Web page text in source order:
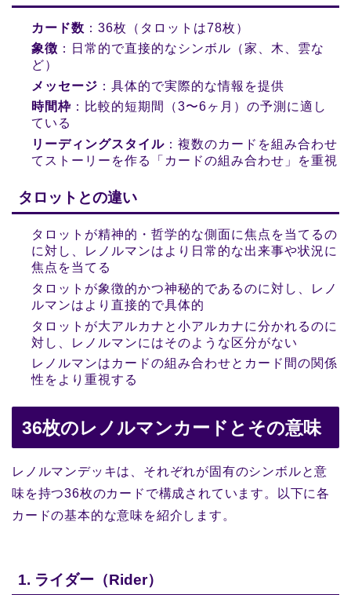
カード数 ：36枚（タロットは78枚）
象徴 ：日常的で直接的なシンボル（家、木、雲な
ど）
メッセージ ：具体的で実際的な情報を提供
時間枠 ：比較的短期間（3〜6ヶ月）の予測に適し
ている
リーディングスタイル ：複数のカードを組み合わせ
てストーリーを作る「カードの組み合わせ」を重視
タロットとの違い
タロットが精神的・哲学的な側面に焦点を当てるの
に対し、レノルマンはより日常的な出来事や状況に
焦点を当てる
タロットが象徴的かつ神秘的であるのに対し、レノ
ルマンはより直接的で具体的
タロットが大アルカナと小アルカナに分かれるのに
対し、レノルマンにはそのような区分がない
レノルマンはカードの組み合わせとカード間の関係
性をより重視する
36枚のレノルマンカードとその意味
レノルマンデッキは、それぞれが固有のシンボルと意
味を持つ36枚のカードで構成されています。以下に各
カードの基本的な意味を紹介します。
1. ライダー（Rider）